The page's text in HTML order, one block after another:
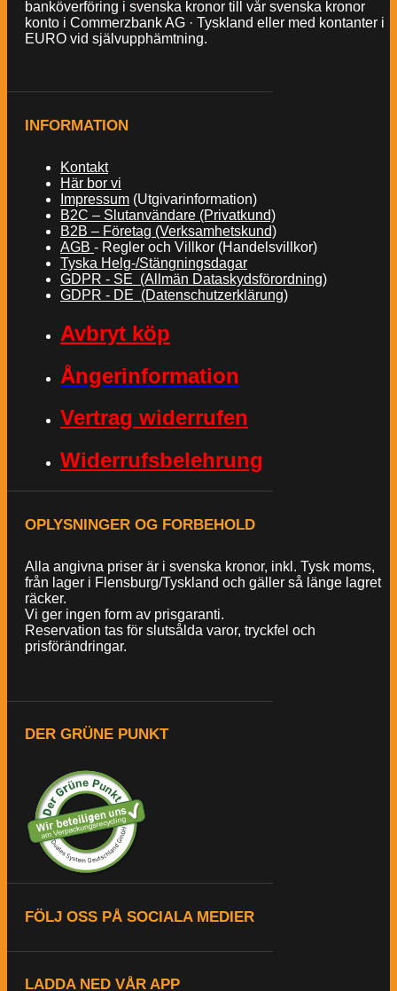
banköverföring i svenska kronor till vår svenska kronor
konto i Commerzbank AG · Tyskland eller med kontanter i
EURO vid självupphämtning.
INFORMATION
Kontakt
Här bor vi
Impressum (Utgivarinformation)
B2C – Slutanvändare (Privatkund)
B2B – Företag (Verksamhetskund)
AGB - Regler och Villkor (Handelsvillkor)
Tyska Helg-/Stängningsdagar
GDPR - SE (Allmän Dataskydsförordning)
GDPR - DE (Datenschutzerklärung)
Avbryt köp
Ångerinformation
Vertrag widerrufen
Widerrufsbelehrung
OPLYSNINGER OG FORBEHOLD
Alla angivna priser är i svenska kronor, inkl. Tysk moms,
från lager i Flensburg/Tyskland och gäller så länge lagret
räcker.
Vi ger ingen form av prisgaranti.
Reservation tas för slutsålda varor, tryckfel och
prisförändringar.
DER GRÜNE PUNKT
FÖLJ OSS PÅ SOCIALA MEDIER
LADDA NED VÅR APP